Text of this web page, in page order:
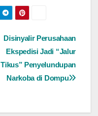
Disinyalir Perusahaan
Ekspedisi Jadi “Jalur
Tikus” Penyelundupan
Narkoba di Dompu